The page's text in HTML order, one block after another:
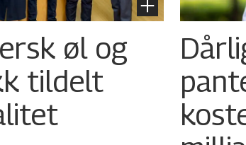
øl og
tildelt